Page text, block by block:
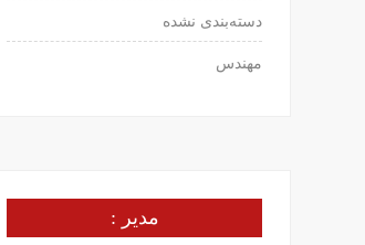
دسته‌بندی نشده
مهندس
مدیر :